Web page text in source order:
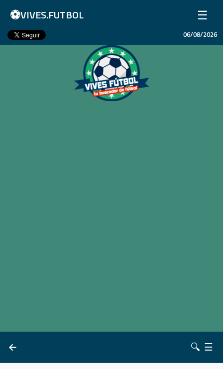
⚽VIVES.FUTBOL ☰
Inicio
06/08/2026
←
Vives 🔍 ☰